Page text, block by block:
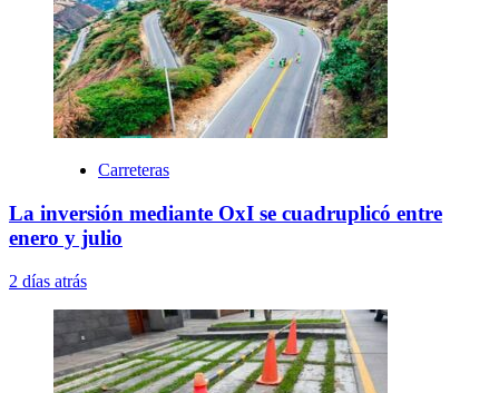
Carreteras
La inversión mediante OxI se cuadruplicó entre
enero y julio
2 días atrás